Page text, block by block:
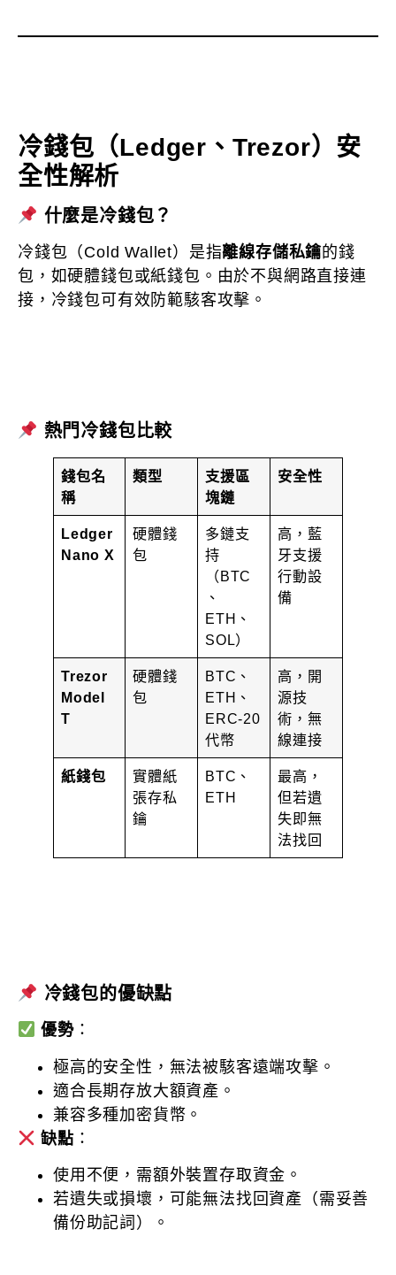
冷錢包（Ledger、Trezor）安
全性解析
什麼是冷錢包？
冷錢包（Cold Wallet）是指離線存儲私鑰的錢
包，如硬體錢包或紙錢包。由於不與網路直接連
接，冷錢包可有效防範駭客攻擊。
熱門冷錢包比較
錢包名
稱
類型
支援區
塊鏈
安全性
Ledger
Nano X
硬體錢
包
多鏈支
持
（BTC
、
ETH、
SOL）
高，藍
牙支援
行動設
備
Trezor
Model
T
硬體錢
包
BTC、
ETH、
ERC-20
代幣
高，開
源技
術，無
線連接
紙錢包
實體紙
張存私
鑰
BTC、
ETH
最高，
但若遺
失即無
法找回
冷錢包的優缺點
優勢：
極高的安全性，無法被駭客遠端攻擊。
適合長期存放大額資產。
兼容多種加密貨幣。
缺點 ：
使用不便，需額外裝置存取資金。
若遺失或損壞，可能無法找回資產（需妥善
備份助記詞）。